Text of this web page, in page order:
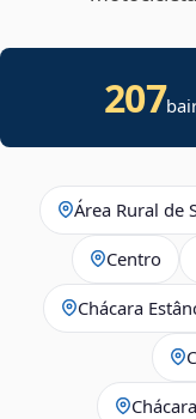
207
Área Rural de
Centro
Chácara